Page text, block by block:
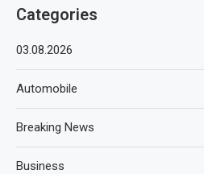
Categories
03.08.2026
Automobile
Breaking News
Business